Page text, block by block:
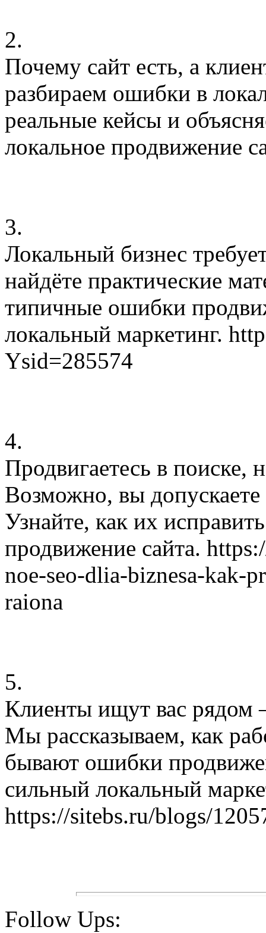
2.
Почему сайт есть, а
разбираем ошибки в
реальные кейсы и
локальное продвижение
3.
Локальный бизнес
найдёте практические
типичные ошибки
локальный маркетинг.
Ysid=285574
4.
Продвигаетесь в поиске,
Возможно, вы
Узнайте, как их
продвижение сайта.
noe-seo-dlia-biznesa-kak-
raiona
5.
Клиенты ищут вас рядом
Мы рассказываем, как
бывают ошибки
сильный локальный
https://sitebs.ru/blogs/
Follow Ups: